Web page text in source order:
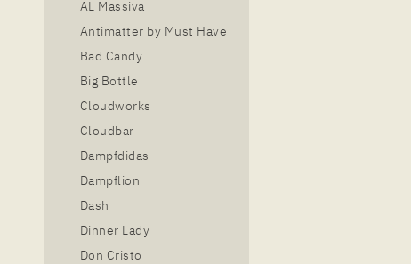
AL Massiva
Antimatter by Must Have
Bad Candy
Big Bottle
Cloudworks
Cloudbar
Dampfdidas
Dampflion
Dash
Dinner Lady
Don Cristo